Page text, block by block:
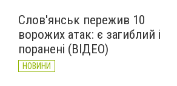
Слов'янськ пережив 10
ворожих атак: є загиблий і
поранені (ВІДЕО)
НОВИНИ